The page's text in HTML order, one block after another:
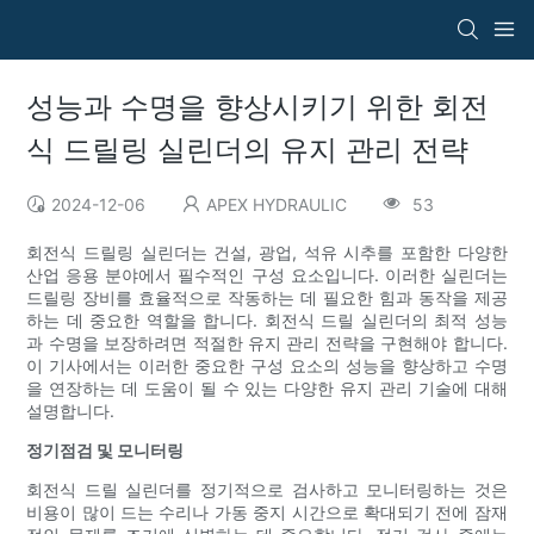
성능과 수명을 향상시키기 위한 회전
식 드릴링 실린더의 유지 관리 전략
2024-12-06 APEX HYDRAULIC 53
회전식 드릴링 실린더는 건설, 광업, 석유 시추를 포함한 다양한
산업 응용 분야에서 필수적인 구성 요소입니다. 이러한 실린더는
드릴링 장비를 효율적으로 작동하는 데 필요한 힘과 동작을 제공
하는 데 중요한 역할을 합니다. 회전식 드릴 실린더의 최적 성능
과 수명을 보장하려면 적절한 유지 관리 전략을 구현해야 합니다.
이 기사에서는 이러한 중요한 구성 요소의 성능을 향상하고 수명
을 연장하는 데 도움이 될 수 있는 다양한 유지 관리 기술에 대해
설명합니다.
정기점검 및 모니터링
회전식 드릴 실린더를 정기적으로 검사하고 모니터링하는 것은
비용이 많이 드는 수리나 가동 중지 시간으로 확대되기 전에 잠재